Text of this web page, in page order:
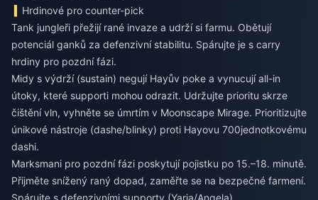
Hrdinové pro counter-pick
Tank jungleři přežijí rané invaze a udrží si farmu. Obětují
potenciál ganků za defenzivní stabilitu. Spárujte je s carry
hrdiny pro pozdní fázi.
Midy s výdrží (sustain) negují Hayův poke a vynucují all-in
útoky, které supporti mohou odrazit. Udržujte prioritu skrze
čištění vln, vyhněte se úmrtím v Moonscape Mirage. Prioritizujte
únikové nástroje (dashe/blinky) proti Hayovu 700jednotkovému
dashi.
Marksmani pro pozdní fázi poskytují pojistku po 15.–18. minutě.
Přijměte snížený raný dopad, zaměřte se na bezpečné farmení.
Spárujte s defenzivními supporty (Yaria/Angela).